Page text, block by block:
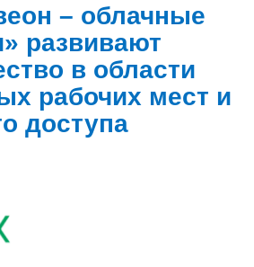
– облачные
развивают
в области
рабочих мест и
доступа